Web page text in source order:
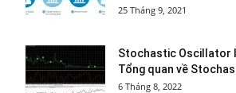
25 Tháng 9, 2021
Stochastic Oscillator
Tổng quan về
6 Tháng 8, 2022